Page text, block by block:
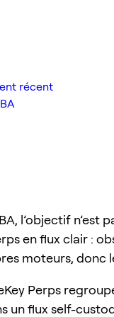
récent
l’objectif n’est
en flux clair :
moteurs, donc
Perps
un flux self-